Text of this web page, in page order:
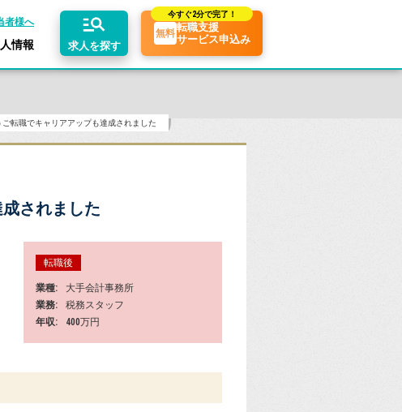
者様へ
求人を探す
今すぐ2分で完了！
無料転職支援
サービス申込み
キャリアアドバイザーの紹介
役立ちコンテンツ
業界トピックス
情報
エリア別求人情報
ご転職でキャリアアップも達成されました
されました
転職後
業種
大手会計事務所
業務
税務スタッフ
年収
400万円